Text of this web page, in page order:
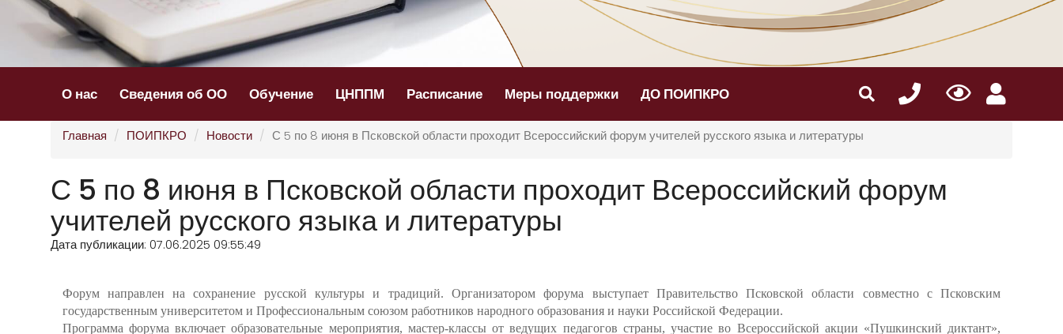
О нас Сведения об ОО Обучение ЦНППМ Расписание Меры поддержки ДО ПОИПКРО
Главная ПОИПКРО Новости С 5 по 8 июня в Псковской области проходит Всероссийский форум учителей русского языка и литературы
С 5 по 8 июня в Псковской области проходит Всероссийский форум
учителей русского языка и литературы
Дата публикации: 07.06.2025 09:55:49
Форум направлен на сохранение русской культуры и традиций. Организатором форума выступает Правительство Псковской области совместно с Псковским
государственным университетом и Профессиональным союзом работников народного образования и науки Российской Федерации.
Программа форума включает образовательные мероприятия, мастер-классы от ведущих педагогов страны, участие во Всероссийской акции «Пушкинский диктант»,